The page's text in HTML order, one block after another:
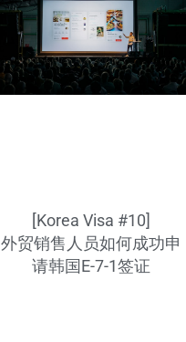
[Korea Visa #10]
外贸销售人员如何成功申
请韩国E-7-1签证